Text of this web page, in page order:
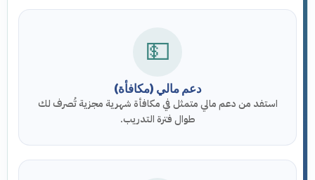
💵
دعم مالي (مكافأة)
استفد من دعم مالي متمثل في مكافأة شهرية مجزية تُصرف لك
طوال فترة التدريب.